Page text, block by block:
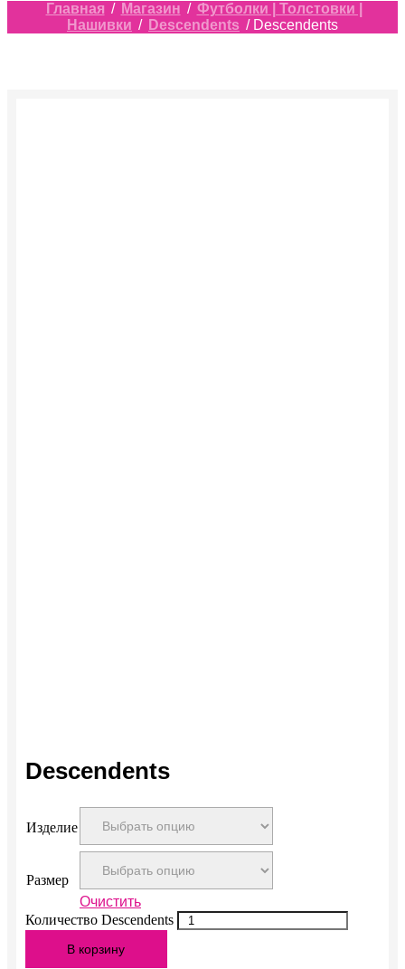
Главная / Магазин / Футболки | Толстовки |
Нашивки / Descendents / Descendents
Descendents
Изделие
Размер
Очистить
Количество Descendents
В корзину